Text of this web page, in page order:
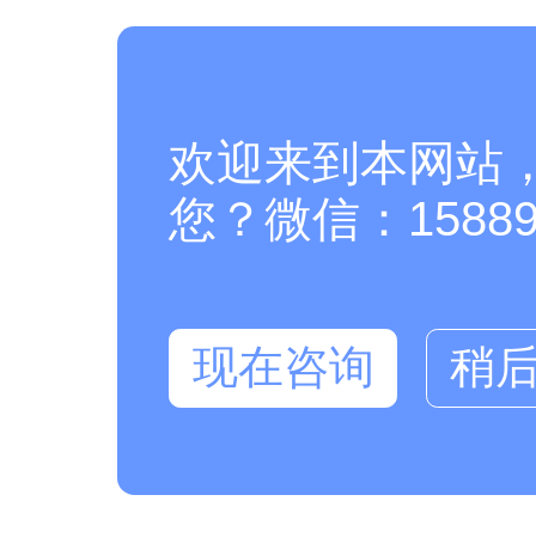
欢迎来到本网站
您？微信：
现在咨询 稍